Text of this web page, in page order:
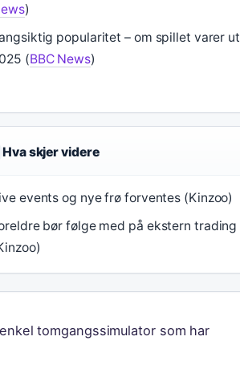
)
popularitet – om spillet varer ut
(BBC News)
Hva skjer videre
events og nye frø forventes (Kinzoo)
bør følge med på ekstern trading
tomgangssimulator som har